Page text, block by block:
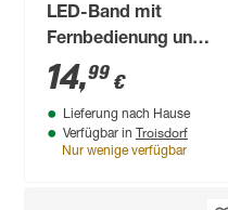
LED-Band mit
Fernbedienung und
Farbwechsel 3 m
14,99 €
Lieferung nach Hause
Verfügbar in Troisdorf
Nur wenige verfügbar